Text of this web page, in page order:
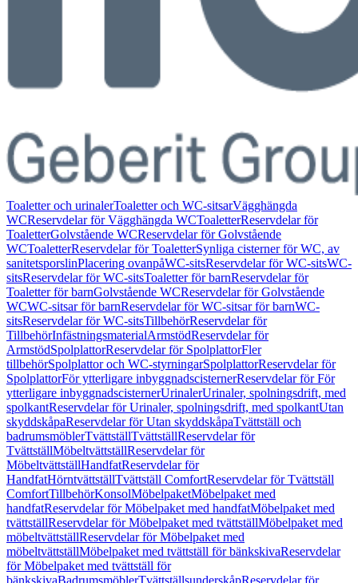
Toaletter och urinalerToaletter och WC-sitsarVägghängda
WCReservdelar för Vägghängda WCToaletterReservdelar för
ToaletterGolvstående WCReservdelar för Golvstående
WCToaletterReservdelar för ToaletterSynliga cisterner för WC, av
sanitetsporslinPlacering ovanpåWC-sitsReservdelar för WC-sitsWC-
sitsReservdelar för WC-sitsToaletter för barnReservdelar för
Toaletter för barnGolvstående WCReservdelar för Golvstående
WCWC-sitsar för barnReservdelar för WC-sitsar för barnWC-
sitsReservdelar för WC-sitsTillbehörReservdelar för
TillbehörInfästningsmaterialArmstödReservdelar för
ArmstödSpolplattorReservdelar för SpolplattorFler
tillbehörSpolplattor och WC-styrningarSpolplattorReservdelar för
SpolplattorFör ytterligare inbyggnadscisternerReservdelar för För
ytterligare inbyggnadscisternerUrinalerUrinaler, spolningsdrift, med
spolkantReservdelar för Urinaler, spolningsdrift, med spolkantUtan
skyddskåpaReservdelar för Utan skyddskåpaTvättställ och
badrumsmöblerTvättställTvättställReservdelar för
TvättställMöbeltvättställReservdelar för
MöbeltvättställHandfatReservdelar för
HandfatHörntvättställTvättställ ComfortReservdelar för Tvättställ
ComfortTillbehörKonsolMöbelpaketMöbelpaket med
handfatReservdelar för Möbelpaket med handfatMöbelpaket med
tvättställReservdelar för Möbelpaket med tvättställMöbelpaket med
möbeltvättställReservdelar för Möbelpaket med
möbeltvättställMöbelpaket med tvättställ för bänkskivaReservdelar
för Möbelpaket med tvättställ för
bänkskivaBadrumsmöblerTvättställsunderskåpReservdelar för